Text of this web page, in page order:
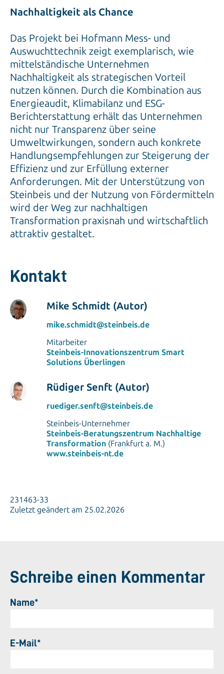
Nachhaltigkeit als Chance
Das Projekt bei Hofmann Mess- und
Auswuchttechnik zeigt exemplarisch, wie
mittelständische Unternehmen
Nachhaltigkeit als strategischen Vorteil
nutzen können. Durch die Kombination aus
Energieaudit, Klimabilanz und ESG-
Berichterstattung erhält das Unternehmen
nicht nur Transparenz über seine
Umweltwirkungen, sondern auch konkrete
Handlungsempfehlungen zur Steigerung der
Effizienz und zur Erfüllung externer
Anforderungen. Mit der Unterstützung von
Steinbeis und der Nutzung von Fördermitteln
wird der Weg zur nachhaltigen
Transformation praxisnah und wirtschaftlich
attraktiv gestaltet.
Kontakt
Mike Schmidt (Autor)
mike.schmidt@steinbeis.de
Mitarbeiter
Steinbeis-Innovationszentrum Smart
Solutions Überlingen
Rüdiger Senft (Autor)
ruediger.senft@steinbeis.de
Steinbeis-Unternehmer
Steinbeis-Beratungszentrum Nachhaltige
Transformation(Frankfurt a. M.)
www.steinbeis-nt.de
231463-33
Zuletzt geändert am 25.02.2026
Schreibe einen Kommentar
Name*
E-Mail*